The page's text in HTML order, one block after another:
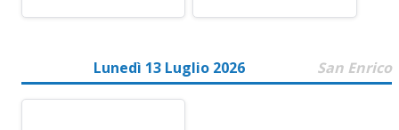
Lunedì 13 Luglio 2026 San Enrico